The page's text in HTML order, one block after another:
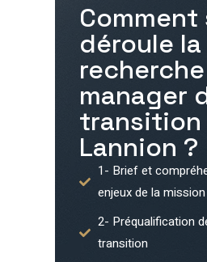
Comment
déroule la
manager
transition
Lannion ?
1- Brief et
enjeux de la mission
2- Préqualification
transition